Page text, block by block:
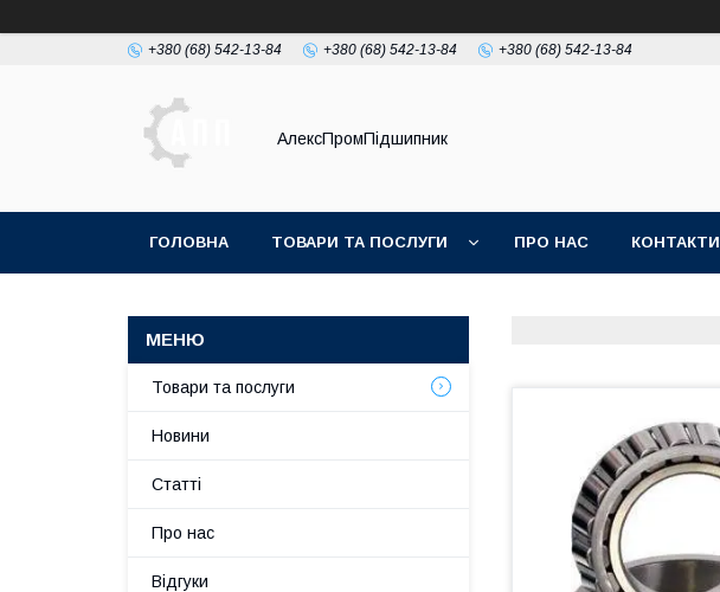
+380 (68) 542-13-84 +380 (68) 542-13-84 +380 (68) 542-13-84
АлексПромПідшипник
ГОЛОВНА ТОВАРИ ТА ПОСЛУГИ ПРО НАС КОНТАКТИ
Товари та послуги
Новини
Статті
Про нас
Відгуки